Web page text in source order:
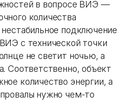
в вопросе ВИЭ —
количества
подключение
с технической точки
не светит ночью, а
Соответственно, объект
количество энергии, а
нужно чем-то